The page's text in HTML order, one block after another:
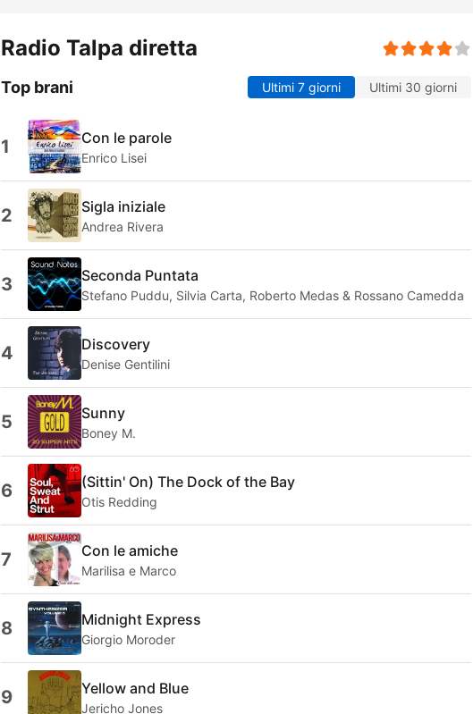
Radio Talpa diretta
Top brani Ultimi 7 giorni Ultimi 30 giorni
1 Con le parole
Enrico Lisei
2 Sigla iniziale
Andrea Rivera
3 Seconda Puntata
Stefano Puddu, Silvia Carta, Roberto Medas & Rossano Camedda
4 Discovery
Denise Gentilini
5 Sunny
Boney M.
6 (Sittin' On) The Dock of the Bay
Otis Redding
7 Con le amiche
Marilisa e Marco
8 Midnight Express
Giorgio Moroder
9 Yellow and Blue
Jericho Jones